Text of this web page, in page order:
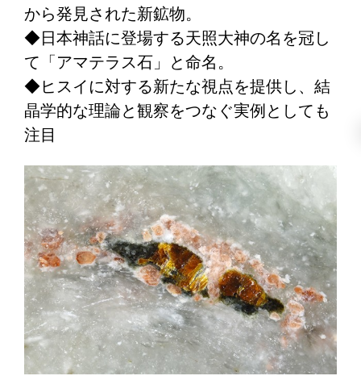
から発見された新鉱物。
◆日本神話に登場する天照大神の名を冠し
て「アマテラス石」と命名。
◆ヒスイに対する新たな視点を提供し、結
晶学的な理論と観察をつなぐ実例としても
注目